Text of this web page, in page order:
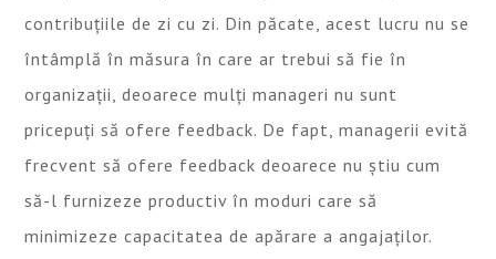
contribuțiile de zi cu zi. Din păcate, acest lucru nu se
întâmplă în măsura în care ar trebui să fie în
organizații, deoarece mulți manageri nu sunt
pricepuți să ofere feedback. De fapt, managerii evită
frecvent să ofere feedback deoarece nu știu cum
să-l furnizeze productiv în moduri care să
minimizeze capacitatea de apărare a angajaților.